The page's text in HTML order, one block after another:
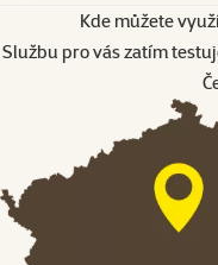
Kde můžete
Službu pro vás zatím